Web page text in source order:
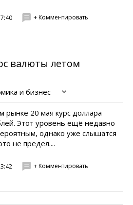
+ Комментировать
валюты летом
и бизнес
рынке 20 мая курс доллара
Этот уровень ещё недавно
однако уже слышатся
не предел....
+ Комментировать